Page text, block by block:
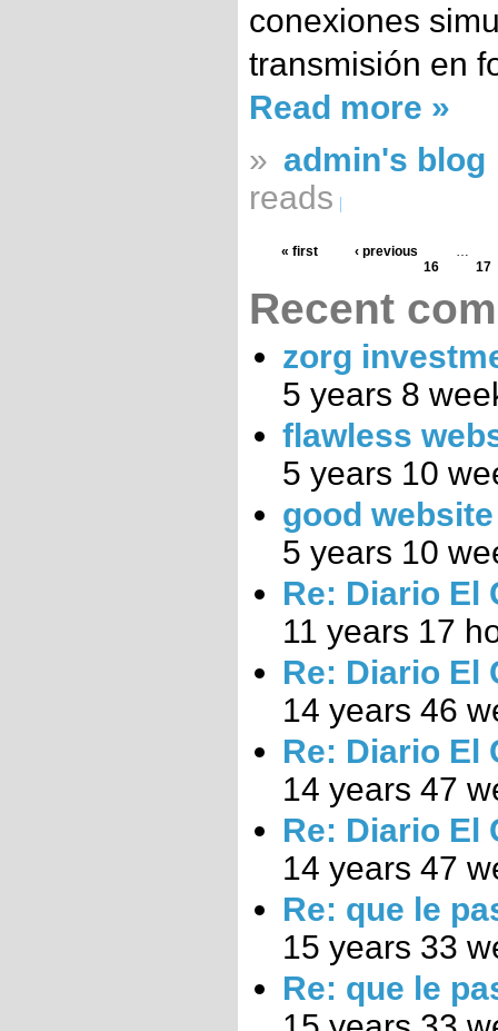
conexiones
transmisión en
Read more »
» admin's blog
reads
« first ‹ previous
…
16
17
Recent
zorg
5 years 8
flawless
5 years 10
good website
5 years 10
Re: Diario El
11 years 17
Re: Diario El
14 years 46
Re: Diario El
14 years 47
Re: Diario El
14 years 47
Re: que le
15 years 33
Re: que le